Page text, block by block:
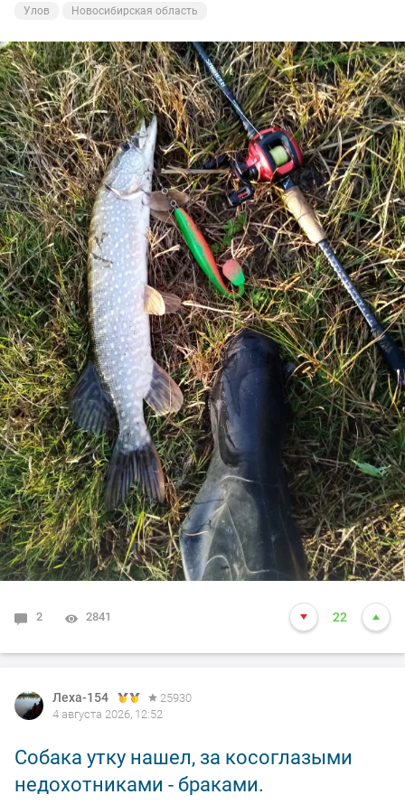
Улов Новосибирская область
2 2841 22
Леха-154
25930
4 августа 2026, 12:52
Собака утку нашел, за косоглазыми
недохотниками - браками.